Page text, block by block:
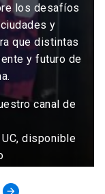
los desafíos
y
que distintas
y futuro de
canal de
disponible
arrow_forward